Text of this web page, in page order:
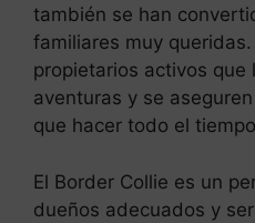
también se han
familiares muy
propietarios activos que
aventuras y se
que hacer todo el
El Border Collie es un
dueños adecuados y